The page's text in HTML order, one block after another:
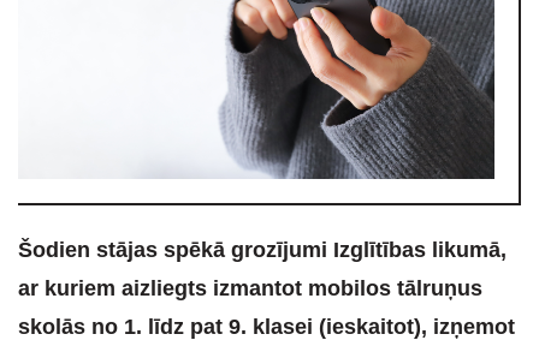
Šodien stājas spēkā grozījumi Izglītības likumā,
ar kuriem aizliegts izmantot mobilos tālruņus
skolās no 1. līdz pat 9. klasei (ieskaitot), izņemot